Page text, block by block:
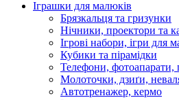
Іграшки для малюків
Брязкальця та гризунки
Нічники, проектори та
Ігрові набори, ігри для
Кубики та пірамідки
Телефони, фотоапарати,
Молоточки, дзиґи,
Автотренажер, кермо